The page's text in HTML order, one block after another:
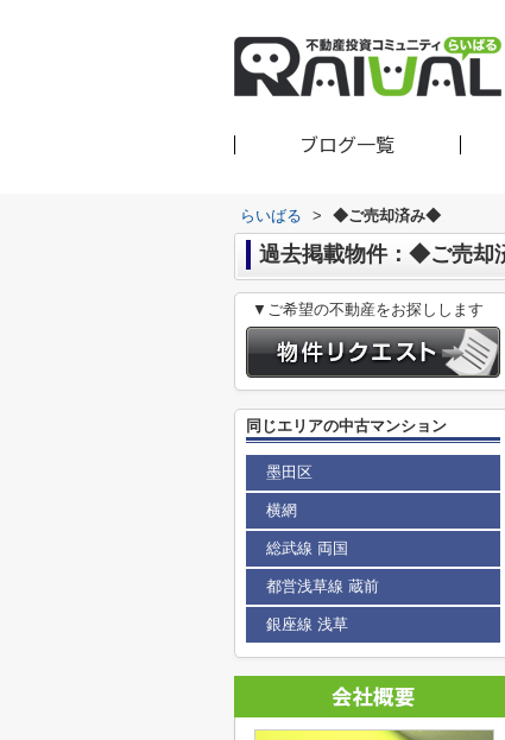
ブログ一覧
らいばる > ◆ご売却済み◆
過去掲載物件：◆ご売
▼ご希望の不動産をお探しします
同じエリアの中古マンション
墨田区
横網
総武線 両国
都営浅草線 蔵前
銀座線 浅草